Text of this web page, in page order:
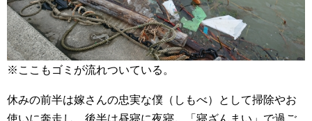
※ここもゴミが流れついている。
休みの前半は嫁さんの忠実な僕（しもべ）として掃除やお
使いに奔走し、後半は昼寝に夜寝。「寝ざんまい」で過ご